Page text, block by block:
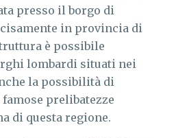
presso il borgo di
in provincia di
è possibile
lombardi situati nei
la possibilità di
prelibatezze
di questa regione.